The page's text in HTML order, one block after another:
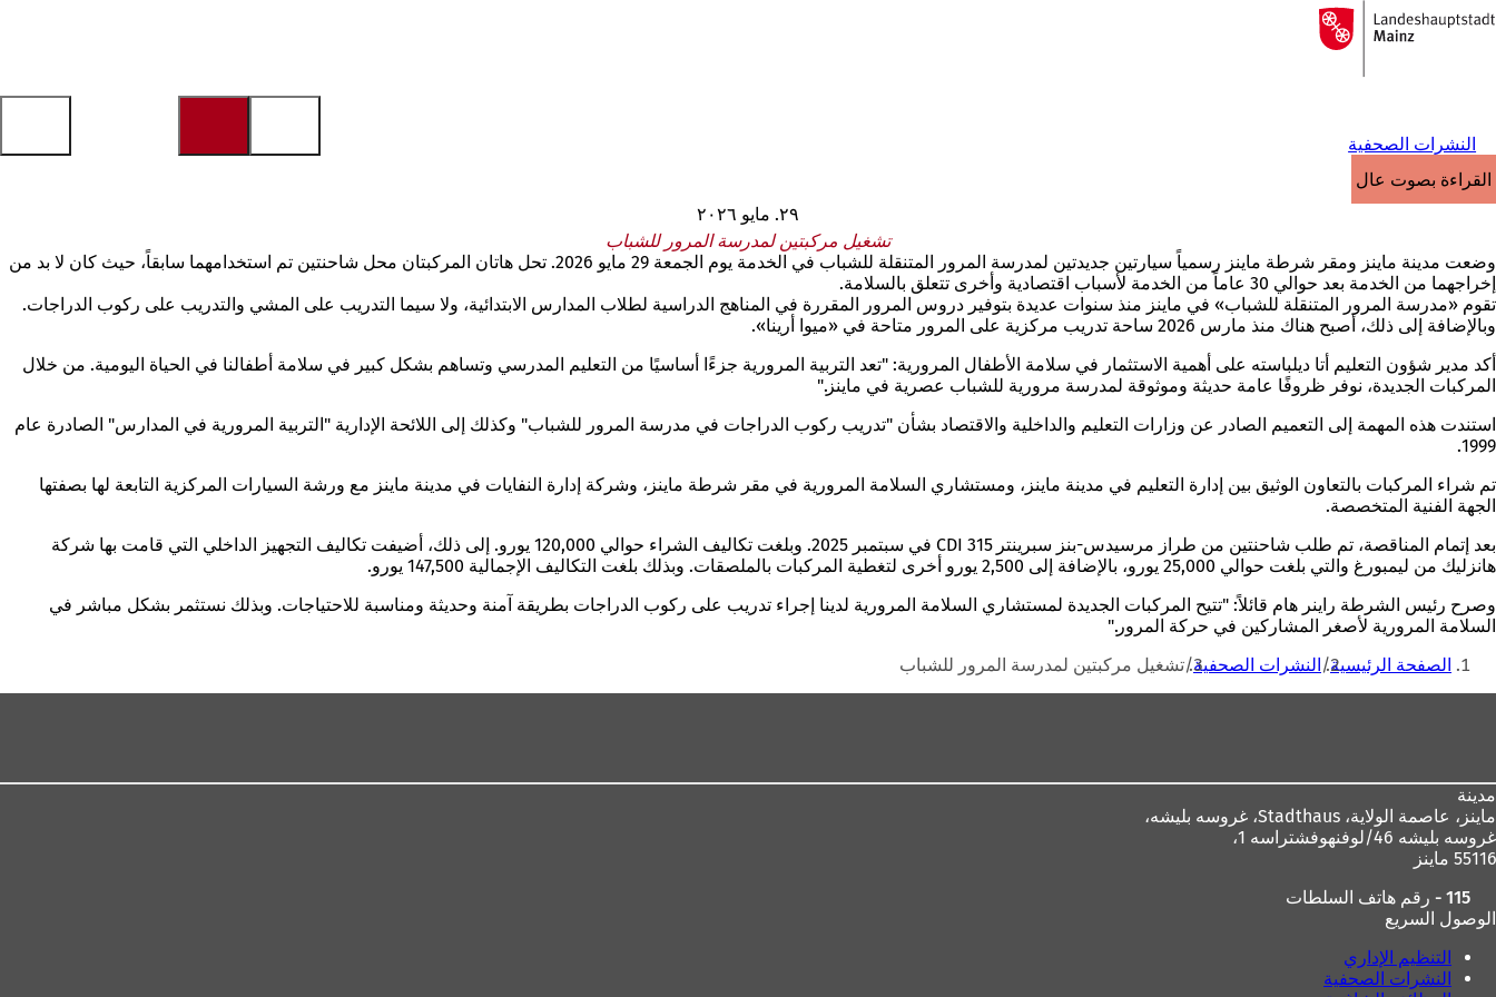
الانتقال إلى المحتوى
إلى
الصفحة
النشرات الصحفية
القراءة بصوت عالٍ
٢٩. مايو ٢٠٢٦
تشغيل مركبتين لمدرسة المرور للشباب
وضعت مدينة ماينز ومقر شرطة ماينز رسمياً سيارتين جديدتين لمدرسة المرور المتنقلة للشباب في الخدمة يوم الجمعة 29 مايو 2026. تحل هاتان المركبتان محل شاحنتين تم استخدامهما سابقاً، حيث كان لا بد من
إخراجهما من الخدمة بعد حوالي 30 عاماً من الخدمة لأسباب اقتصادية وأخرى تتعلق بالسلامة.
تقوم «مدرسة المرور المتنقلة للشباب» في ماينز منذ سنوات عديدة بتوفير دروس المرور المقررة في المناهج الدراسية لطلاب المدارس الابتدائية، ولا سيما التدريب على المشي والتدريب على ركوب الدراجات.
وبالإضافة إلى ذلك، أصبح هناك منذ مارس 2026 ساحة تدريب مركزية على المرور متاحة في «ميوا أرينا».
أكد مدير شؤون التعليم أتا ديلباسته على أهمية الاستثمار في سلامة الأطفال المرورية: "تعد التربية المرورية جزءًا أساسيًا من التعليم المدرسي وتساهم بشكل كبير في سلامة أطفالنا في الحياة اليومية. من خلال
المركبات الجديدة، نوفر ظروفًا عامة حديثة وموثوقة لمدرسة مرورية للشباب عصرية في ماينز."
استندت هذه المهمة إلى التعميم الصادر عن وزارات التعليم والداخلية والاقتصاد بشأن "تدريب ركوب الدراجات في مدرسة المرور للشباب" وكذلك إلى اللائحة الإدارية "التربية المرورية في المدارس" الصادرة عام
1999.
تم شراء المركبات بالتعاون الوثيق بين إدارة التعليم في مدينة ماينز، ومستشاري السلامة المرورية في مقر شرطة ماينز، وشركة إدارة النفايات في مدينة ماينز مع ورشة السيارات المركزية التابعة لها بصفتها
الجهة الفنية المتخصصة.
بعد إتمام المناقصة، تم طلب شاحنتين من طراز مرسيدس-بنز سبرينتر 315 CDI في سبتمبر 2025. وبلغت تكاليف الشراء حوالي 120,000 يورو. إلى ذلك، أضيفت تكاليف التجهيز الداخلي التي قامت بها شركة
هانزليك من ليمبورغ والتي بلغت حوالي 25,000 يورو، بالإضافة إلى 2,500 يورو أخرى لتغطية المركبات بالملصقات. وبذلك بلغت التكاليف الإجمالية 147,500 يورو.
وصرح رئيس الشرطة راينر هام قائلاً: "تتيح المركبات الجديدة لمستشاري السلامة المرورية لدينا إجراء تدريب على ركوب الدراجات بطريقة آمنة وحديثة ومناسبة للاحتياجات. وبذلك نستثمر بشكل مباشر في
السلامة المرورية لأصغر المشاركين في حركة المرور."
أنت
الصفحة الرئيسية النشرات الصحفية تشغيل مركبتين لمدرسة المرور للشباب
مدينة
ماينز، عاصمة الولاية،
غروسه بليشه 46/لوفنهوفشتراسه 1،
55116 ماينز
115 - رقم هاتف السلطات
الوصول السريع
التنظيم الإداري
النشرات الصحفية